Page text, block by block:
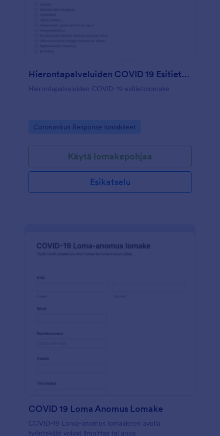
Hierontapalveluiden COVID 19 Esitietolomake
Hierontapalveluiden COVID-19 esitietolomake
Go to Category:
Coronavirus Response lomakkeet
Käytä lomakepohjaa
Esikatselu
COVID 19 Loma Anomus Lomake
COVID-19 Loma-anomus lomakkeen avulla
työntekijät voivat ilmoittaa tai anoa